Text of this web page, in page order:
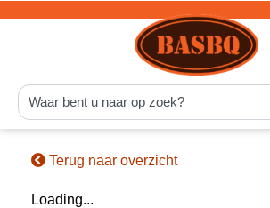
Terug naar overzicht
Loading...